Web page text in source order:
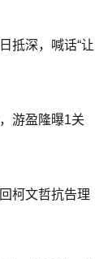
抵深，喊话“让
游盈隆曝1关
柯文哲抗告理